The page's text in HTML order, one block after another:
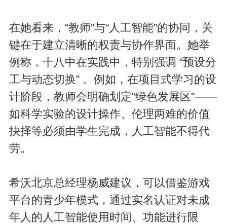
在她看来，“教师”与“人工智能”的协同，关
键在于建立清晰的权责与协作界面。她举
例称，十八中在实践中，特别强调 “预设分
工与动态切换” 。例如，在项目式学习的设
计阶段，教师会明确划定“绿色发展区”——
如科学实验的设计操作、伦理两难的价值
抉择等必须由学生完成，人工智能不得代
劳。
希沃北京总经理杨威建议，可以借鉴游戏
平台的青少年模式，通过实名认证对未成
年人的人工智能使用时间、功能进行限